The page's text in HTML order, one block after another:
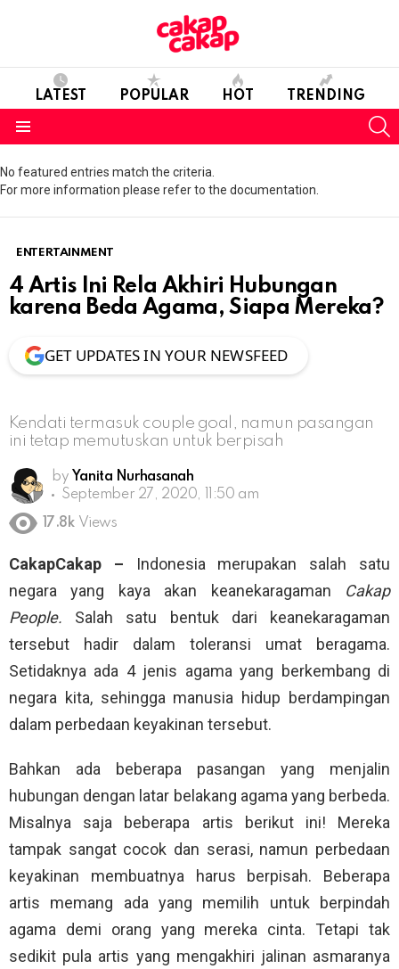
LATEST POPULAR HOT TRENDING
No featured entries match the criteria.
For more information please refer to the documentation.
ENTERTAINMENT
4 Artis Ini Rela Akhiri Hubungan
karena Beda Agama, Siapa Mereka?
GET UPDATES IN YOUR NEWSFEED
Kendati termasuk couple goal, namun pasangan
ini tetap memutuskan untuk berpisah
by Yanita Nurhasanah
September 27, 2020, 11:50 am
17.8k Views
CakapCakap –
Indonesia merupakan salah satu
negara yang kaya akan keanekaragaman Cakap
People. Salah satu bentuk dari keanekaragaman
tersebut hadir dalam toleransi umat beragama.
Setidaknya ada 4 jenis agama yang berkembang di
negara kita, sehingga manusia hidup berdampingan
dalam perbedaan keyakinan tersebut.
Bahkan ada beberapa pasangan yang menjalin
hubungan dengan latar belakang agama yang berbeda.
Misalnya saja beberapa artis berikut ini! Mereka
tampak sangat cocok dan serasi, namun perbedaan
keyakinan membuatnya harus berpisah. Beberapa
artis memang ada yang memilih untuk berpindah
agama demi orang yang mereka cinta. Tetapi tak
sedikit pula artis yang mengakhiri jalinan asmaranya